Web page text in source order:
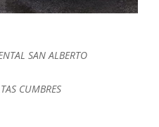
SAN ALBERTO
CUMBRES